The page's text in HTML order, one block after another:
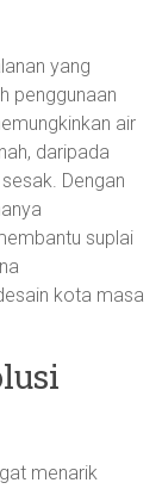
yang
penggunaan
air
daripada
Dengan
suplai
kota masa
menarik